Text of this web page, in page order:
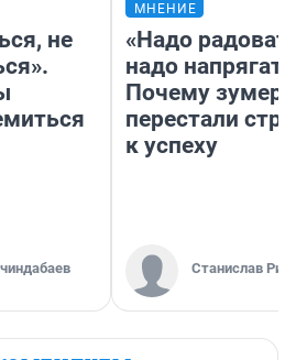
не
МНЕНИЕ
«Надо
надо
Почему
перестали
к успеху
Станислав